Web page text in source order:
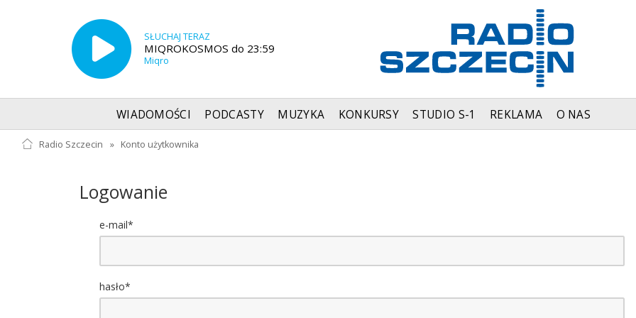
SŁUCHAJ TERAZ
MIQROKOSMOS do 23:59
Miqro
WIADOMOŚCI PODCASTY MUZYKA KONKURSY STUDIO S-1 REKLAMA O NAS
Radio Szczecin » Konto użytkownika
Logowanie
e-mail*
hasło*